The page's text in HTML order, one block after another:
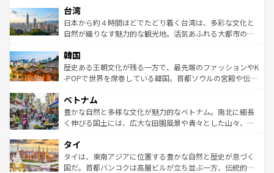
ならではの贅沢な旅のスタイルだ。 なお、新着のアメリカ
情報はコンテンツ一覧を参照してほしい。
れるおもてなしの心で訪れる人々を迎えてくれるハワイの
人々、おいしいローカルフードやハワイアンミュージッ
ク、伝統的なフラダンスなど、すべてがハワイの魅力を彩
ワイを、存分に味わってほしい。 なお、新着のハワイ情報
はコンテンツ一覧を参照してほしい。
リアリーフや大陸中央部にそびえるウルル（エアーズロッ
ク）、タスマニアの美しい原生林やケアンズの熱帯雨林な
ど、見どころがたくさん。また、カフェやワイン、オージ
いる。アクティビティも充実しており、サーフィンやダイ
ビング、ハイキングなど、アウトドア好きにはたまらな
い。オーストラリアの多彩な魅力を存分に味わいつくそ
参照してほしい。
台湾
日本から約４時間ほどでたどり着く台湾は、多彩な文化と
自然が織りなす魅力的な観光地。活気あふれる大都市の台
ン）、静ひつな山岳地帯である台湾東部など、都市の喧騒
と山間の静けさが共存しており、訪れる人に新しい発見と
驚きをもたらしてくれる。また、奥深い台湾の食文化も魅
容にもいいと評判のスイーツなど、バラエティ豊かな料理
が味わえる。 なお、新着の台湾情報は コンテンツ一覧を参
照してほしい。
韓国
歴史ある王朝文化が残る一方で、最先端のファッションやK
-POPで世界を席巻している韓国。首都ソウルの宮殿や伝統
き、地方に足を延ばせば四季折々の自然美を楽しむことが
できる。そして、キムチや焼肉、絶品のストリートフード
まで、さまざまな韓国料理が待っている。夜には、韓国な
リティに包まれながら、韓国の多彩な魅力を心ゆくまで味
わってみてほしい。 なお、新着の韓国情報はコンテンツ一
覧を参照してほしい。
ベトナム
豊かな自然と多様な文化が魅力的なベトナム。南北に細長
く伸びる国土には、広大な田園風景や青々とした山々、世
急速な発展と共に伝統が息づく。ハノイの古い町並みやホ
ーチミン市のフランス統治時代の建物も、独特の雰囲気を
醸し出している。また、バラエティの豊かさとおいしさで
タイ
タイは、東南アジアに位置する豊かな自然と歴史が息づく
国だ。首都バンコクは高層ビルが立ち並ぶ一方、伝統的な